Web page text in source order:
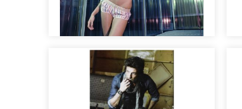
Maquillaje para desfile de